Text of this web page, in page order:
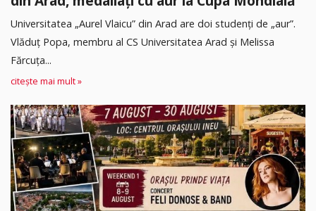
Universitatea „Aurel Vlaicu” din Arad are doi studenți de „aur”.
Vlăduț Popa, membru al CS Universitatea Arad și Melissa
Fărcuța...
citește mai mult »